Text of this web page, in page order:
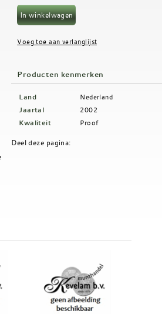
Producten kenmerken
Land Nederland
Jaartal 2002
Kwaliteit Proof
Deel deze pagina: